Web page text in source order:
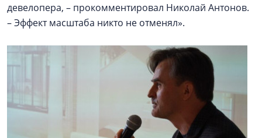
девелопера, – прокомментировал Николай Антонов.
– Эффект масштаба никто не отменял».